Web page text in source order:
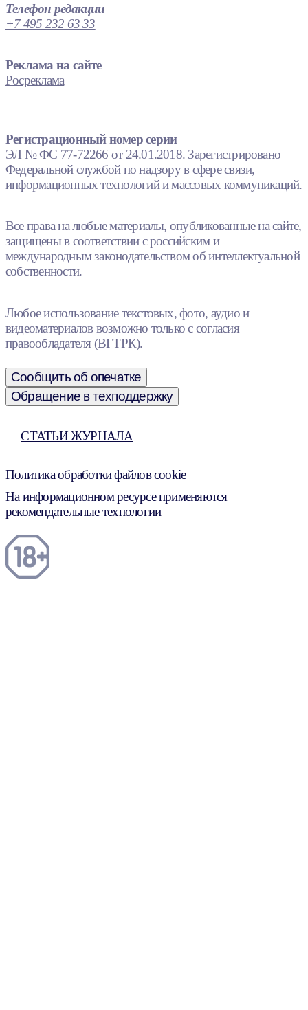
Телефон редакции
+7 495 232 63 33
Реклама на сайте
Росреклама
Регистрационный номер серии
ЭЛ № ФС 77-72266 от 24.01.2018. Зарегистрировано
Федеральной службой по надзору в сфере связи,
информационных технологий и массовых коммуникаций.
Все права на любые материалы, опубликованные на сайте,
защищены в соответствии с российским и
международным законодательством об интеллектуальной
собственности.
Любое использование текстовых, фото, аудио и
видеоматериалов возможно только с согласия
правообладателя (ВГТРК).
Сообщить об опечатке
Обращение в техподдержку
СТАТЬИ ЖУРНАЛА
Политика обработки файлов cookie
На информационном ресурсе применяются
рекомендательные технологии